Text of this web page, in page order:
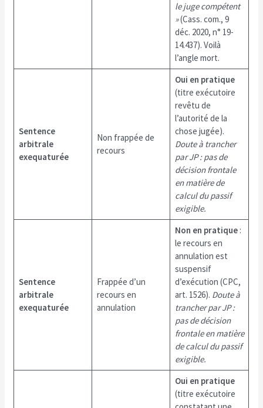
le juge compétent
»(Cass. com., 9
déc. 2020, n° 19-
14.437). Voilà
l’angle mort.
Sentence
arbitrale
exequaturée
Non frappée de
recours
Oui en pratique
(titre exécutoire
revêtu de
l’autorité de la
chose jugée).
Doute à trancher
par JP : pas de
décision frontale
en matière de
calcul du passif
exigible.
Sentence
arbitrale
exequaturée
Frappée d’un
recours en
annulation
Non en pratique:
le recours en
annulation est
suspensif
d’exécution (CPC,
art. 1526). Doute à
trancher par JP :
pas de décision
frontale en matière
de calcul du passif
exigible.
Oui en pratique
(titre exécutoire